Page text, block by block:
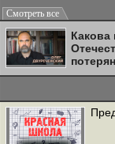
Смотреть все